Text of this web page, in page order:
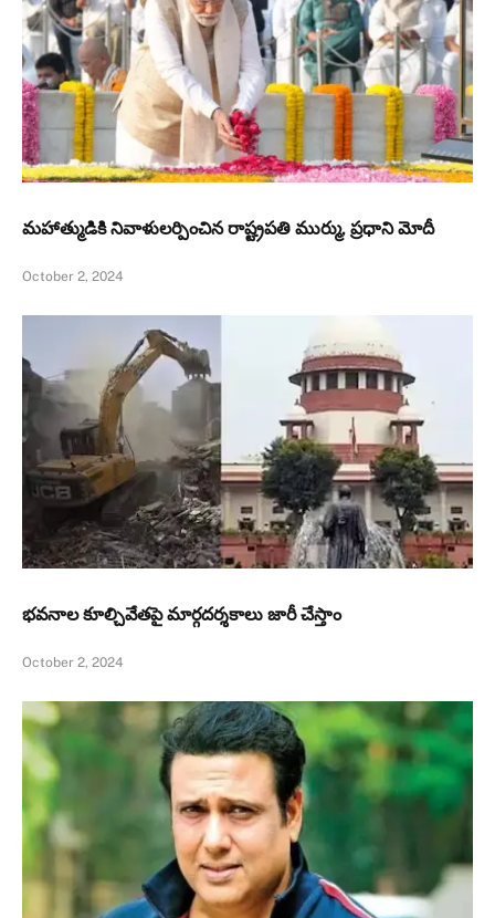
మహాత్ముడికి నివాళులర్పించిన రాష్ట్రపతి ముర్ము, ప్రధాని మోదీ
October 2, 2024
భవనాల కూల్చివేతపై మార్గదర్శకాలు జారీ చేస్తాం
October 2, 2024